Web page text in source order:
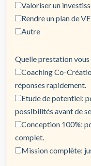
Valoriser un
Rendre un plan de
Autre
Quelle prestation vous
Coaching Co-
réponses rapidement.
Etude de potentiel:
possibilités avant de
Conception 100%:
complet.
Mission complète: